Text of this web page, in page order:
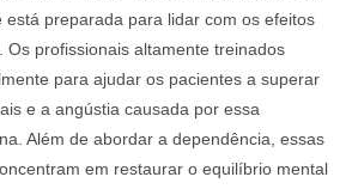
está preparada para lidar com os efeitos
Os profissionais altamente treinados
para ajudar os pacientes a superar
e a angústia causada por essa
Além de abordar a dependência, essas
em restaurar o equilíbrio mental